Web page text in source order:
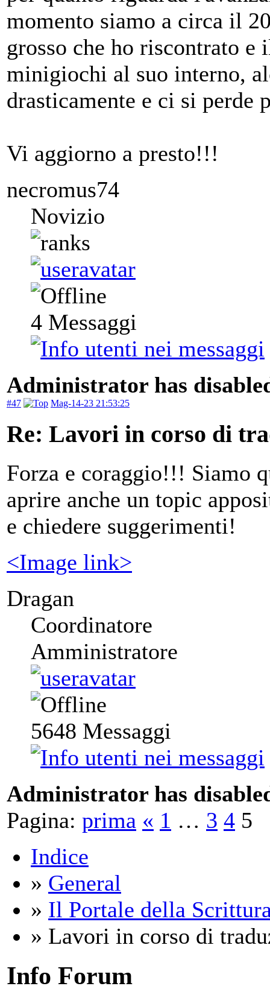
momento siamo a circa il
grosso che ho riscontrato
minigiochi al suo interno,
drasticamente e ci si perde
Vi aggiorno a presto!!!
necromus74
Novizio
4 Messaggi
Administrator has
#47 Mag-14-23 21:53:25
Re: Lavori in corso di
Forza e coraggio!!! Siamo
aprire anche un topic
e chiedere suggerimenti!
<Image link>
Dragan
Coordinatore
Amministratore
5648 Messaggi
Administrator has
Pagina: prima « 1 … 3 4 5
Indice
» General
» Il Portale della
» Lavori in corso di
Info Forum